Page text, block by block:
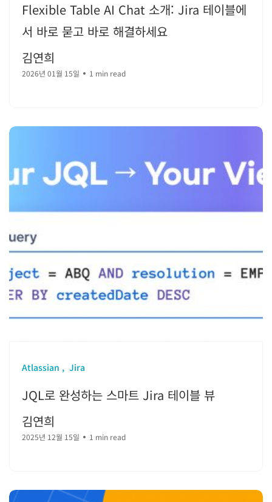
Flexible Table AI Chat 소개: Jira 테이블에
서 바로 묻고 바로 해결하세요
김연희
2026년 01월 15일 1 min read
Atlassian Jira
JQL로 완성하는 스마트 Jira 테이블 뷰
김연희
2025년 12월 15일 1 min read